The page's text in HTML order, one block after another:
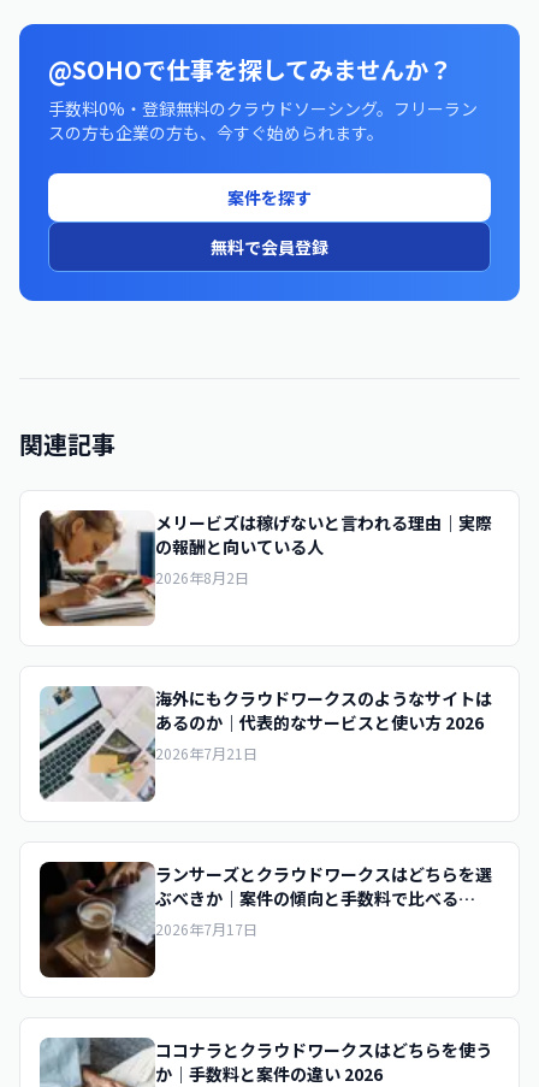
@SOHOで仕事を探してみませんか？
手数料0%・登録無料のクラウドソーシング。フリーラン
スの方も企業の方も、今すぐ始められます。
案件を探す
無料で会員登録
関連記事
メリービズは稼げないと言われる理由｜実際
の報酬と向いている人
2026年8月2日
海外にもクラウドワークスのようなサイトは
あるのか｜代表的なサービスと使い方 2026
2026年7月21日
ランサーズとクラウドワークスはどちらを選
ぶべきか｜案件の傾向と手数料で比べる
2026
2026年7月17日
ココナラとクラウドワークスはどちらを使う
か｜手数料と案件の違い 2026